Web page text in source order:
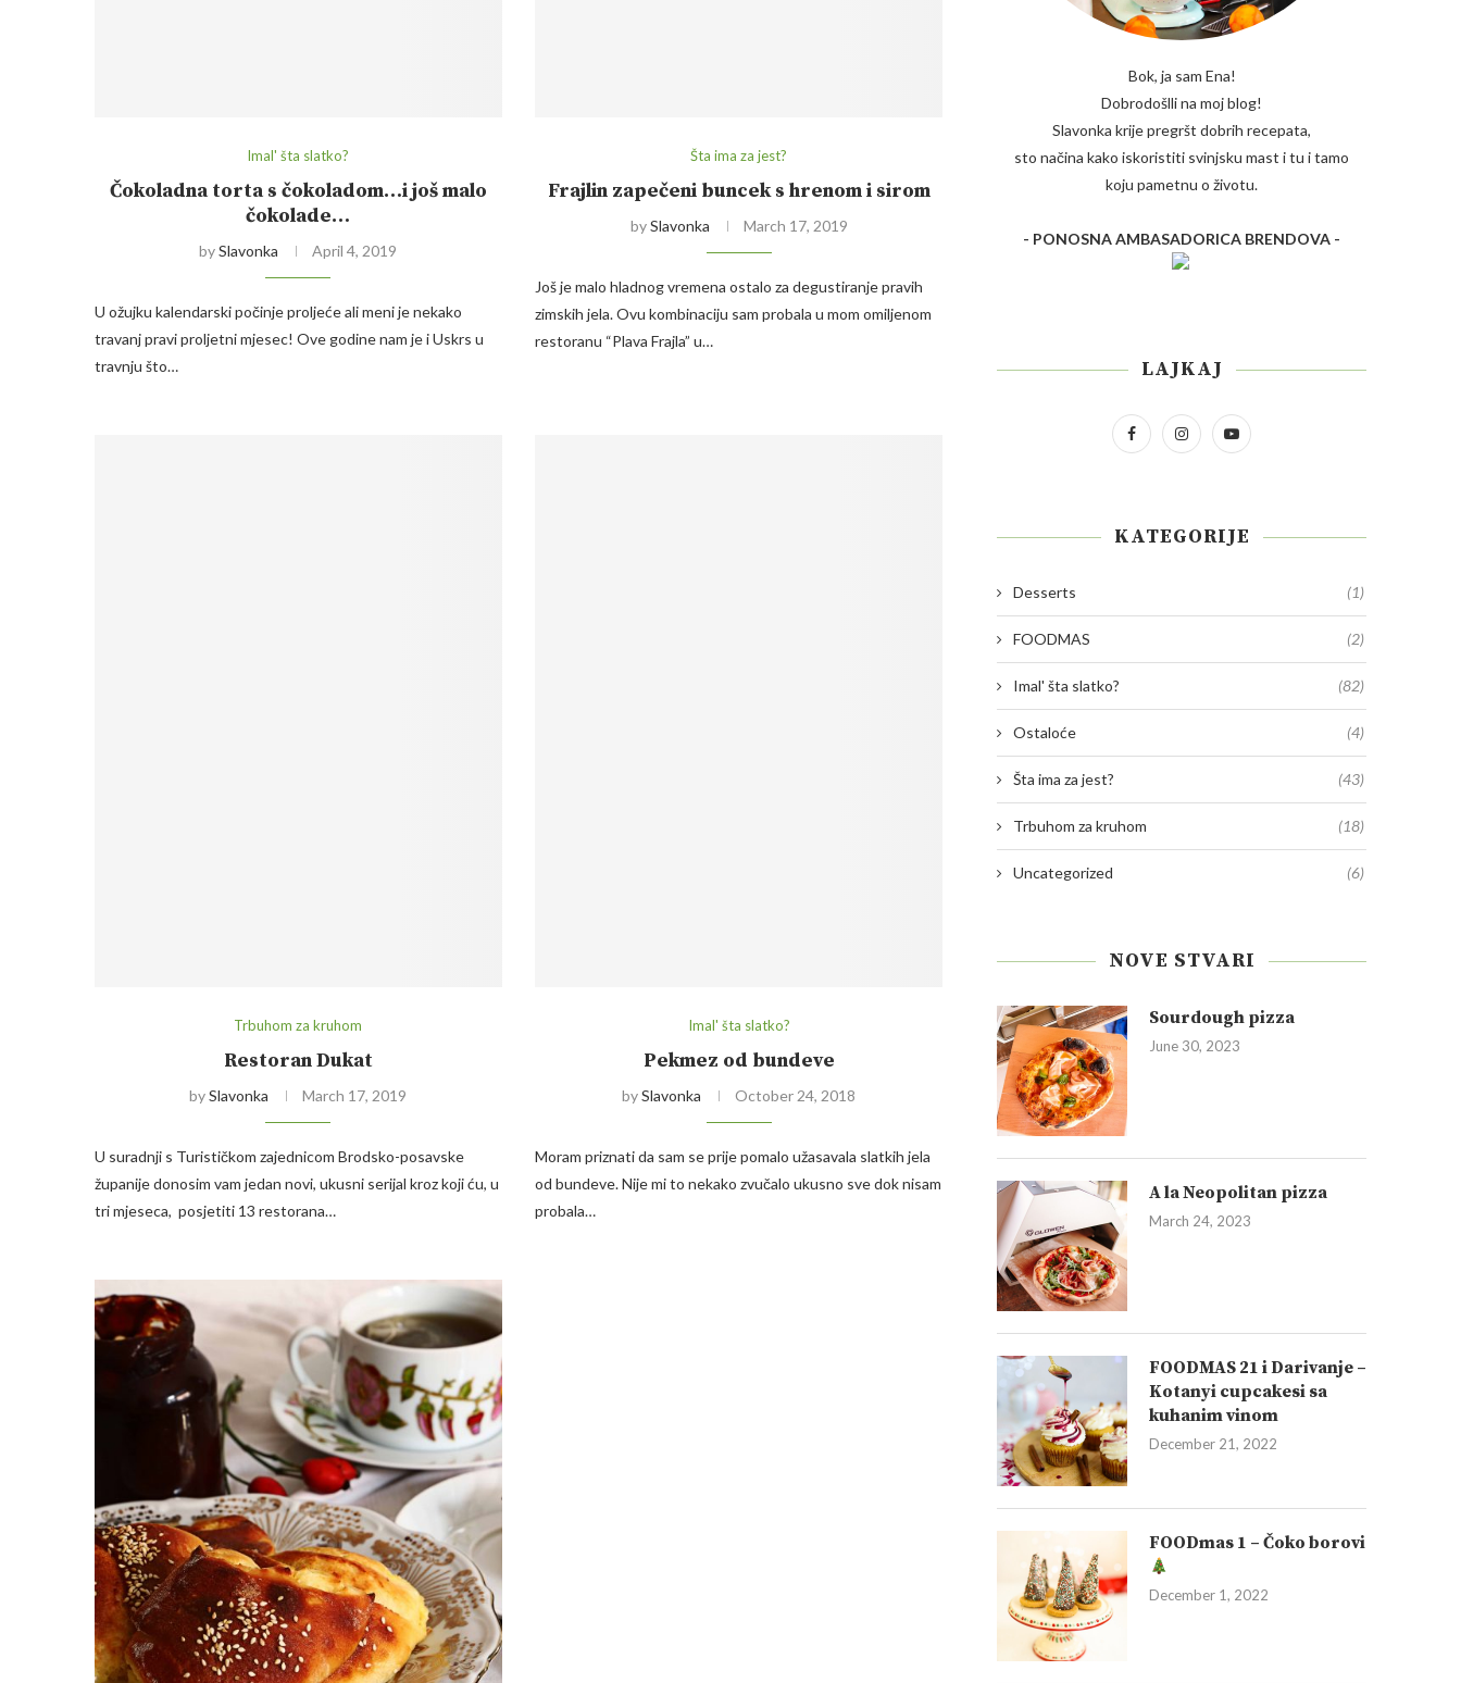
Imal' šta slatko?
Čokoladna torta s čokoladom…i još malo
čokolade…
bySlavonka April 4, 2019
U ožujku kalendarski počinje proljeće ali meni je nekako
travanj pravi proljetni mjesec! Ove godine nam je i Uskrs u
travnju što…
Šta ima za jest?
Frajlin zapečeni buncek s hrenom i sirom
bySlavonka March 17, 2019
Još je malo hladnog vremena ostalo za degustiranje pravih
zimskih jela. Ovu kombinaciju sam probala u mom omiljenom
restoranu “Plava Frajla” u…
Trbuhom za kruhom
Restoran Dukat
bySlavonka March 17, 2019
U suradnji s Turističkom zajednicom Brodsko-posavske
županije donosim vam jedan novi, ukusni serijal kroz koji ću, u
tri mjeseca, posjetiti 13 restorana…
Imal' šta slatko?
Pekmez od bundeve
bySlavonka October 24, 2018
Moram priznati da sam se prije pomalo užasavala slatkih jela
od bundeve. Nije mi to nekako zvučalo ukusno sve dok nisam
probala…
Bok, ja sam Ena!
Dobrodošlli na moj blog!
Slavonka krije pregršt dobrih recepata,
sto načina kako iskoristiti svinjsku mast i tu i tamo
koju pametnu o životu.
- PONOSNA AMBASADORICA BRENDOVA -
LAJKAJ
KATEGORIJE
Desserts (1)
FOODMAS (2)
Imal' šta slatko? (82)
Ostaloće (4)
Šta ima za jest? (43)
Trbuhom za kruhom (18)
Uncategorized (6)
NOVE STVARI
Sourdough pizza
June 30, 2023
A la Neopolitan pizza
March 24, 2023
FOODMAS 21 i Darivanje –
Kotanyi cupcakesi sa
kuhanim vinom
December 21, 2022
FOODmas 1 – Čoko borovi
December 1, 2022